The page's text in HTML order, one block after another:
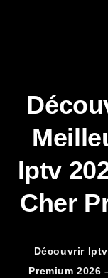
Iptv
Cher
Découvrir
Premium 2026